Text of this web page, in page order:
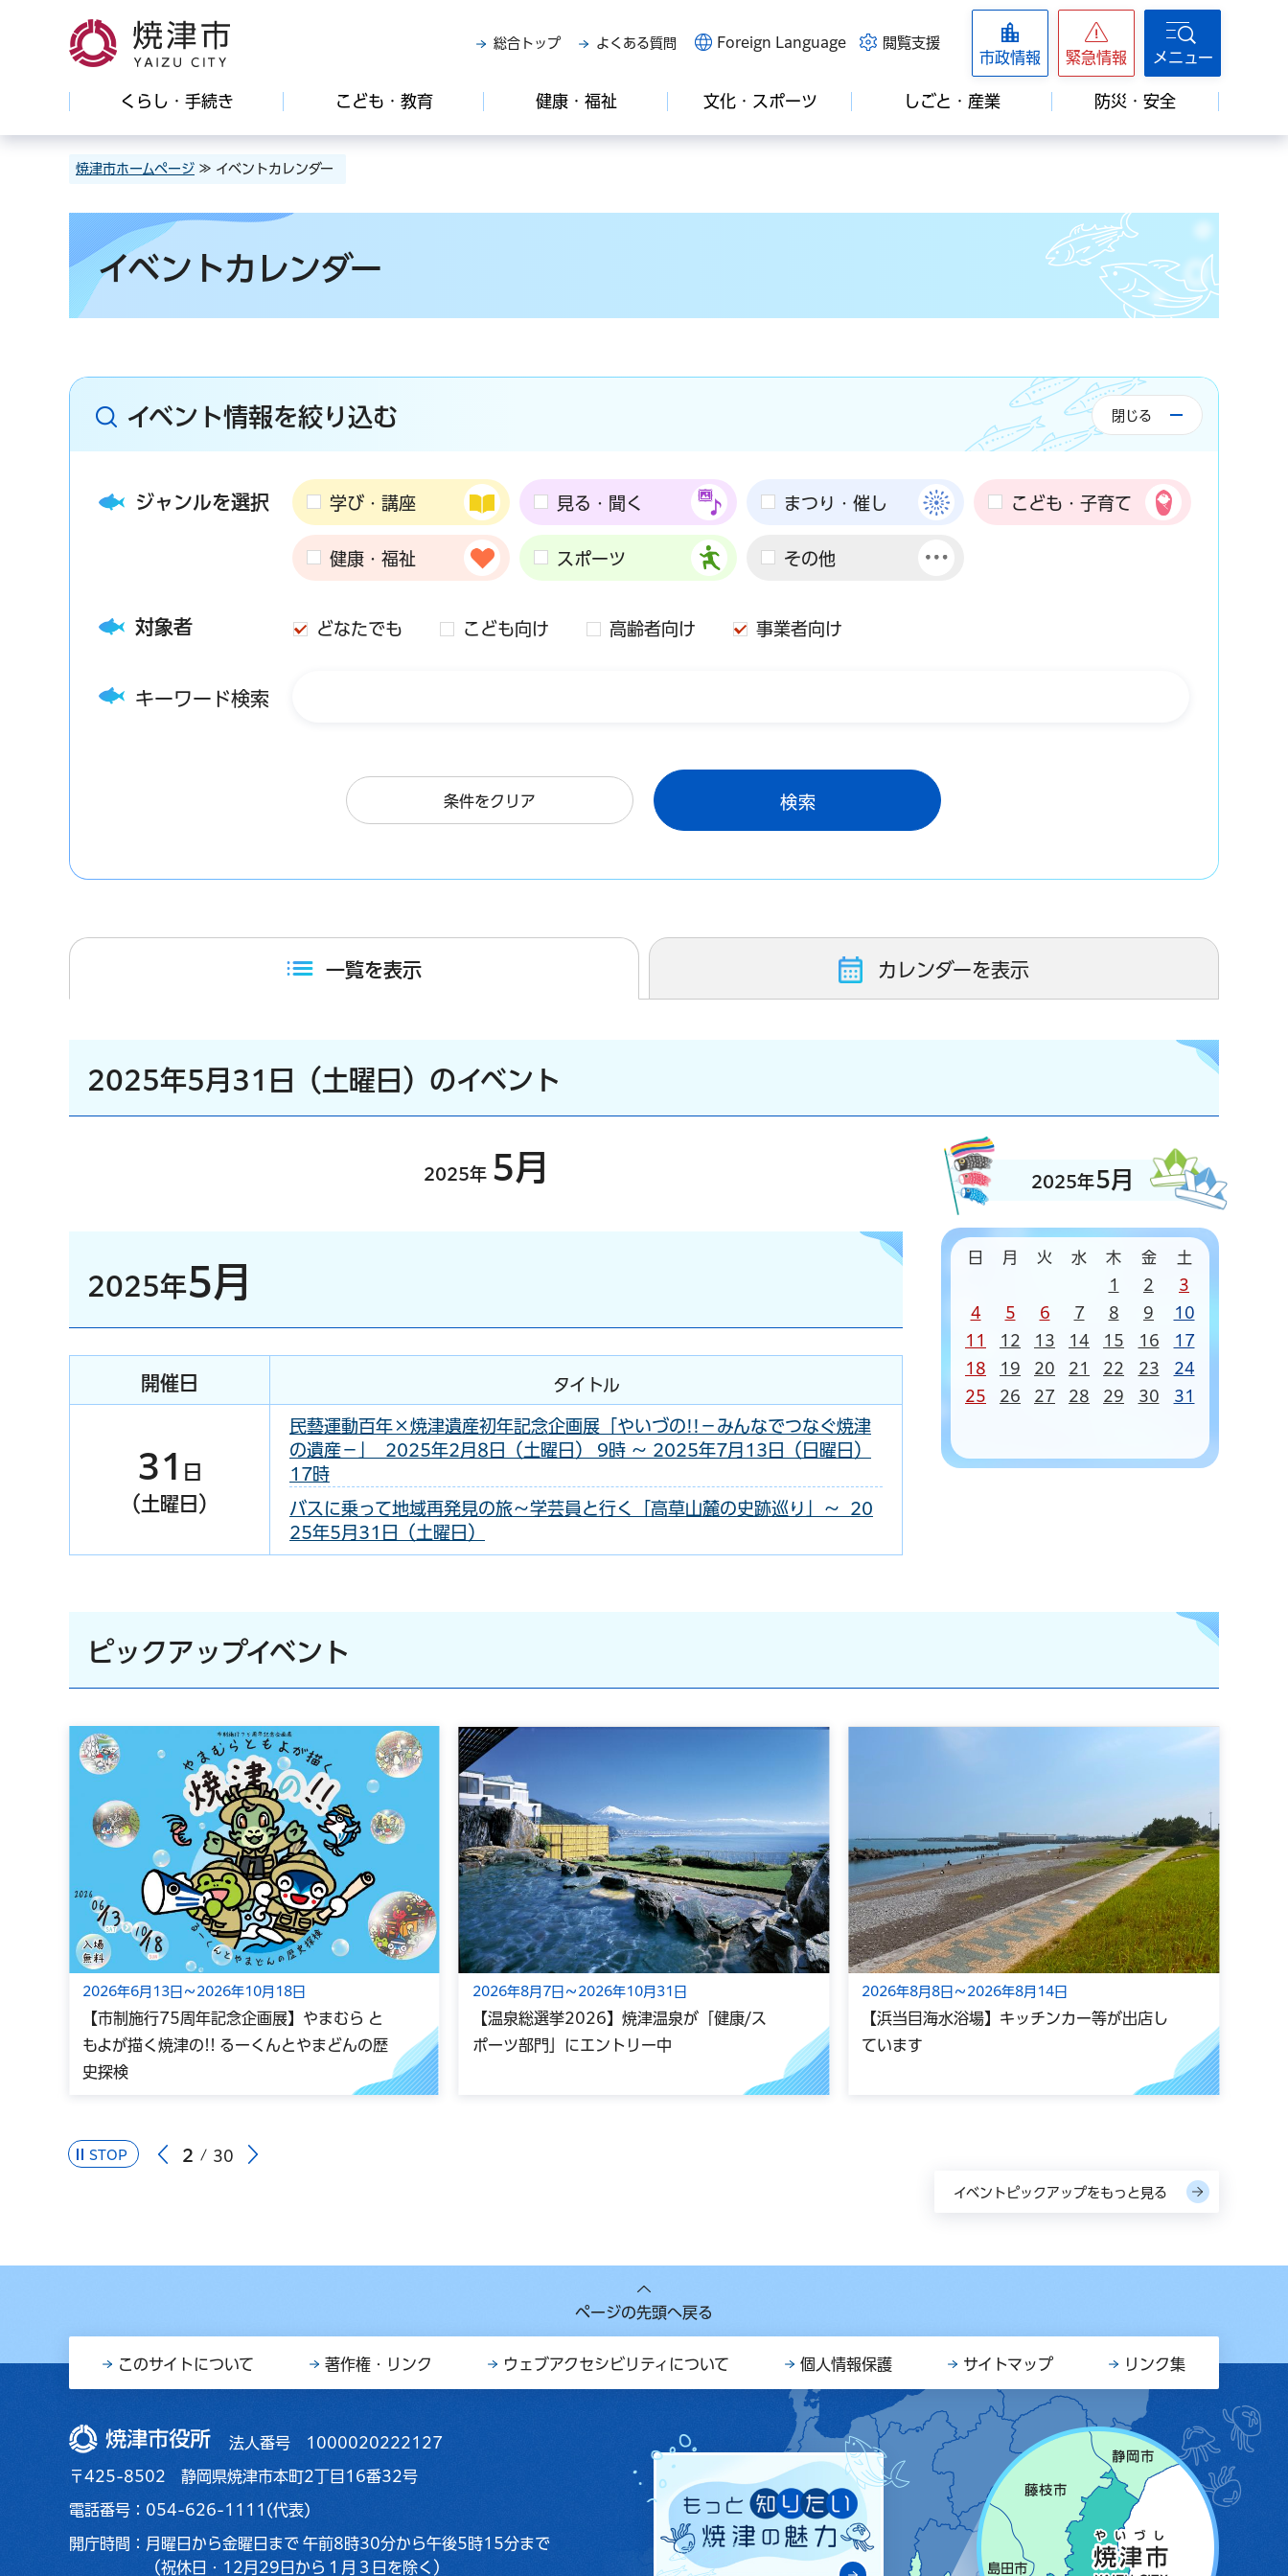
焼津市
総合トップ よくある質問 Foreign Language 閲覧支援
市政情報 緊急情報 メニュー
くらし・手続き こども・教育 健康・福祉 文化・スポーツ しごと・産業 防災・安全
焼津市ホームページ ≫ イベントカレンダー
イベントカレンダー
イベント情報を絞り込む 閉じる
ジャンルを選択 学び・講座 見る・聞く まつり・催し こども・子育て
健康・福祉 スポーツ その他
対象者 どなたでも こども向け 高齢者向け 事業者向け
キーワード検索
条件をクリア
一覧を表示 カレンダーを表示
2025年5月31日（土曜日）のイベント
2025年 5月
2025年5月
開催日 タイトル
31
日
（土曜日）
民藝運動百年×焼津遺産初年記念企画展「やいづの!!－みんなでつなぐ焼津
の遺産－」 2025年2月8日（土曜日） 9時 ～ 2025年7月13日（日曜日）
17時
バスに乗って地域再発見の旅～学芸員と行く「高草山麓の史跡巡り」～ 20
25年5月31日（土曜日）
2025年5月
日 月 火 水 木 金
土
1
2
3
4
5 6 7 8 9
10
11
12 13 14 15 16
17
18
19 20 21 22 23
24
25
26 27 28 29 30 31
ピックアップイベント
STOP 3 30
2026年6月13日～2026年10月18日
【市制施行75周年記念企画展】やまむら と
もよが描く焼津の!! るーくんとやまどんの歴
史探検
2026年8月7日～2026年10月31日
【温泉総選挙2026】焼津温泉が「健康/ス
ポーツ部門」にエントリー中
2026年8月8日～2026年8月14日
【浜当目海水浴場】キッチンカー等が出店し
ています
イベントピックアップをもっと見る
ページの先頭へ戻る
このサイトについて 著作権・リンク ウェブアクセシビリティについて 個人情報保護 サイトマップ リンク集
焼津市役所 法人番号 1000020222127
〒425-8502 静岡県焼津市本町2丁目16番32号
電話番号：054-626-1111(代表)
開庁時間： 月曜日から金曜日まで 午前8時30分から午後5時15分まで
（祝休日・12月29日から１月３日を除く）